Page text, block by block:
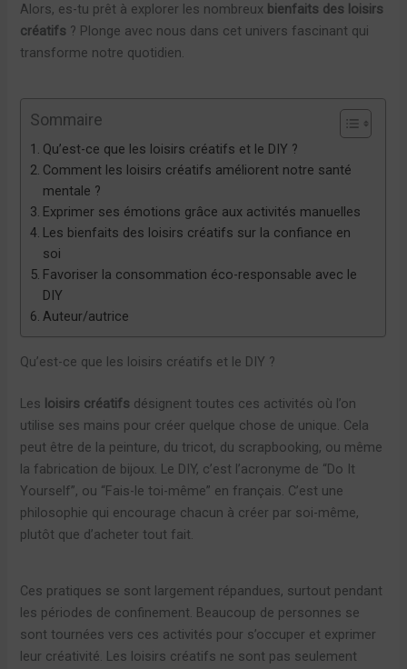
Alors, es-tu prêt à explorer les nombreux bienfaits des loisirs
créatifs ? Plonge avec nous dans cet univers fascinant qui
transforme notre quotidien.
Sommaire
Qu’est-ce que les loisirs créatifs et le DIY ?
Comment les loisirs créatifs améliorent notre santé
mentale ?
Exprimer ses émotions grâce aux activités manuelles
Les bienfaits des loisirs créatifs sur la confiance en
soi
Favoriser la consommation éco-responsable avec le
DIY
Auteur/autrice
Qu’est-ce que les loisirs créatifs et le DIY ?
Les loisirs créatifs désignent toutes ces activités où l’on
utilise ses mains pour créer quelque chose de unique. Cela
peut être de la peinture, du tricot, du scrapbooking, ou même
la fabrication de bijoux. Le DIY, c’est l’acronyme de “Do It
Yourself”, ou “Fais-le toi-même” en français. C’est une
philosophie qui encourage chacun à créer par soi-même,
plutôt que d’acheter tout fait.
Ces pratiques se sont largement répandues, surtout pendant
les périodes de confinement. Beaucoup de personnes se
sont tournées vers ces activités pour s’occuper et exprimer
leur créativité. Les loisirs créatifs ne sont pas seulement